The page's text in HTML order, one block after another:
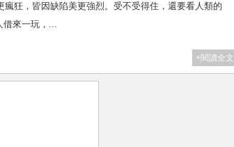
狂，皆因缺陷美更強烈。受不受得住，還要看人類的
來一玩，...
+閱讀全文